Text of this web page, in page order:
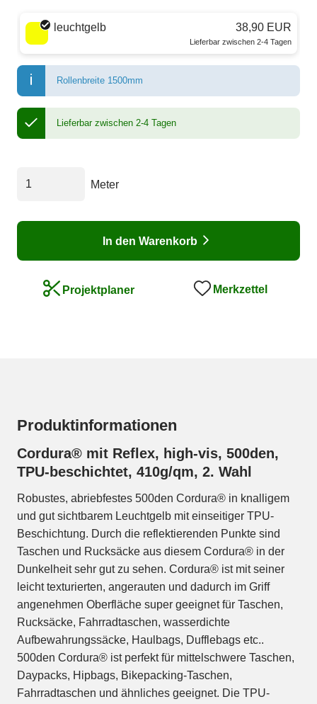
Wähle eine Farbe
leuchtgelb 38,90 EUR
Lieferbar zwischen 2-4 Tagen
Rollenbreite 1500mm
Lieferbar zwischen 2-4 Tagen
Meter
In den Warenkorb
Projektplaner Merkzettel
Produktinformationen
Cordura® mit Reflex, high-vis, 500den,
TPU-beschichtet, 410g/qm, 2. Wahl
Robustes, abriebfestes 500den Cordura® in knalligem
und gut sichtbarem Leuchtgelb mit einseitiger TPU-
Beschichtung. Durch die reflektierenden Punkte sind
Taschen und Rucksäcke aus diesem Cordura® in der
Dunkelheit sehr gut zu sehen. Cordura® ist mit seiner
leicht texturierten, angerauten und dadurch im Griff
angenehmen Oberfläche super geeignet für Taschen,
Rucksäcke, Fahrradtaschen, wasserdichte
Aufbewahrungssäcke, Haulbags, Dufflebags etc..
500den Cordura® ist perfekt für mittelschwere Taschen,
Daypacks, Hipbags, Bikepacking-Taschen,
Fahrradtaschen und ähnliches geeignet. Die TPU-